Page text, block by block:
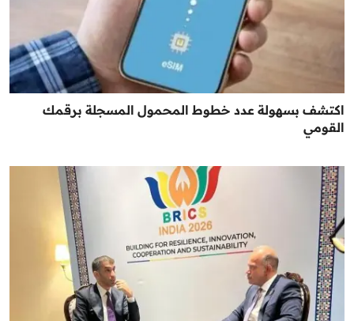
اكتشف بسهولة عدد خطوط المحمول المسجلة برقمك
القومي